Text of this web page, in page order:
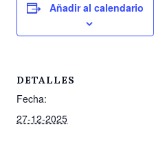
Añadir al calendario
DETALLES
Fecha:
27-12-2025